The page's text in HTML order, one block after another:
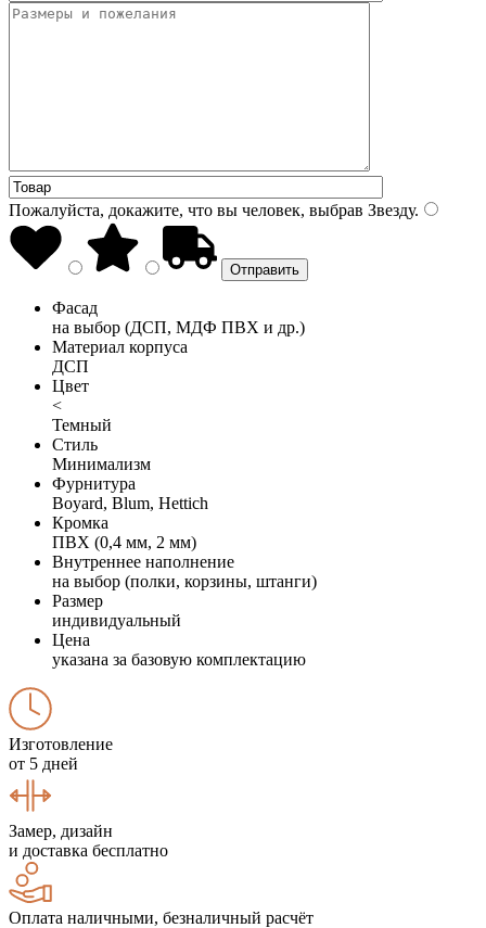
Пожалуйста, докажите, что вы человек, выбрав Звезду.
Фасад
на выбор (ДСП, МДФ ПВХ и др.)
Материал корпуса
ДСП
Цвет
<
Темный
Стиль
Минимализм
Фурнитура
Boyard, Blum, Hettich
Кромка
ПВХ (0,4 мм, 2 мм)
Внутреннее наполнение
на выбор (полки, корзины, штанги)
Размер
индивидуальный
Цена
указана за базовую комплектацию
Изготовление
от 5 дней
Замер, дизайн
и доставка бесплатно
Оплата наличными, безналичный расчёт